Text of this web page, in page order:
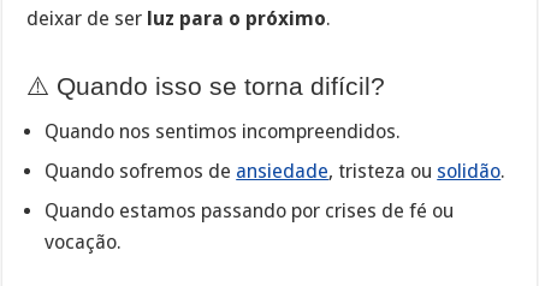
deixar de ser luz para o próximo.
⚠️ Quando isso se torna difícil?
Quando nos sentimos incompreendidos.
Quando sofremos de ansiedade, tristeza ou solidão.
Quando estamos passando por crises de fé ou
vocação.